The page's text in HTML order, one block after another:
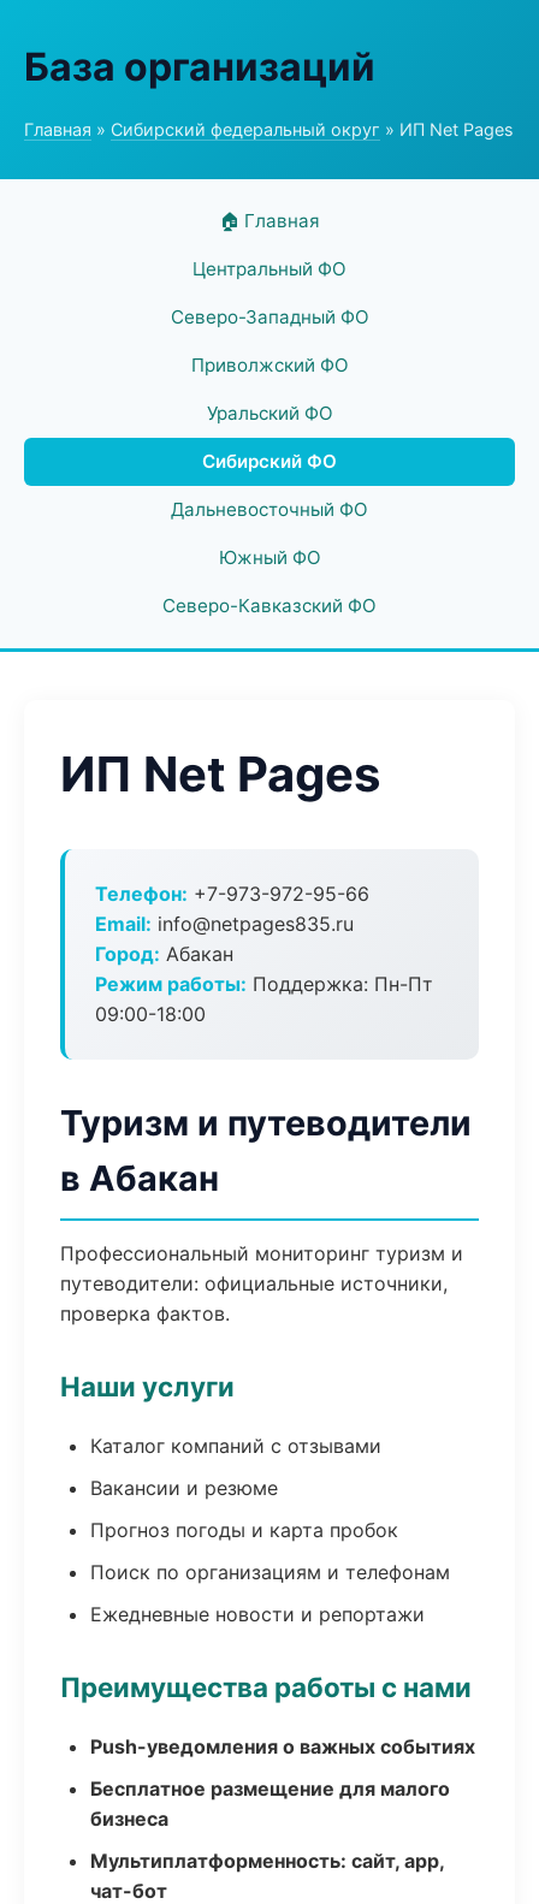
База организаций
Главная » Сибирский федеральный округ » ИП Net Pages
🏠 Главная
Центральный ФО
Северо-Западный ФО
Приволжский ФО
Уральский ФО
Сибирский ФО
Дальневосточный ФО
Южный ФО
Северо-Кавказский ФО
ИП Net Pages
Телефон: +7-973-972-95-66
Email: info@netpages835.ru
Город: Абакан
Режим работы: Поддержка: Пн-Пт
09:00-18:00
Туризм и путеводители
в Абакан
Профессиональный мониторинг туризм и
путеводители: официальные источники,
проверка фактов.
Наши услуги
Каталог компаний с отзывами
Вакансии и резюме
Прогноз погоды и карта пробок
Поиск по организациям и телефонам
Ежедневные новости и репортажи
Преимущества работы с нами
Push-уведомления о важных событиях
Бесплатное размещение для малого
бизнеса
Мультиплатформенность: сайт, app,
чат-бот